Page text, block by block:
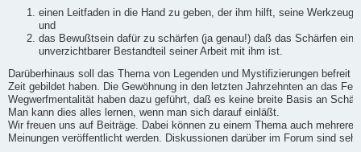
einen Leitfaden in die Hand zu geben, der ihm hilft, seine
und
das Bewußtsein dafür zu schärfen (ja genau!) daß das Schärfen
unverzichtbarer Bestandteil seiner Arbeit mit ihm ist.
Darüberhinaus soll das Thema von Legenden und Mystifizierungen befreit
Zeit gebildet haben. Die Gewöhnung in den letzten Jahrzehnten an das
Wegwerfmentalität haben dazu geführt, daß es keine breite Basis an
Man kann dies alles lernen, wenn man sich darauf einläßt.
Wir freuen uns auf Beiträge. Dabei können zu einem Thema auch mehrere
Meinungen veröffentlicht werden. Diskussionen darüber im Forum sind